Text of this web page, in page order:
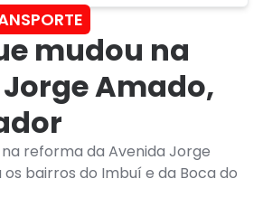
mudou na
Amado,
reforma da Avenida Jorge
os bairros do Imbuí e da Boca do